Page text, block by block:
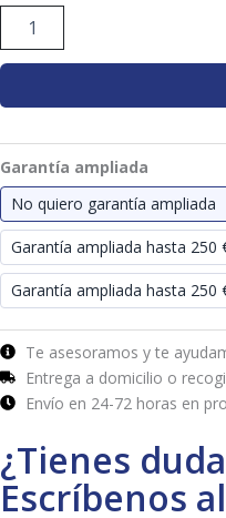
VENTILADOR
4040
PIE
DC
40cm
35w.
cantidad
Garantía ampliada
No quiero garantía ampliada
Garantía ampliada hasta 250
Garantía ampliada hasta 250
Te asesoramos y te
Entrega a domicilio o
Envío en 24-72 horas en
¿Tienes
Escríbenos